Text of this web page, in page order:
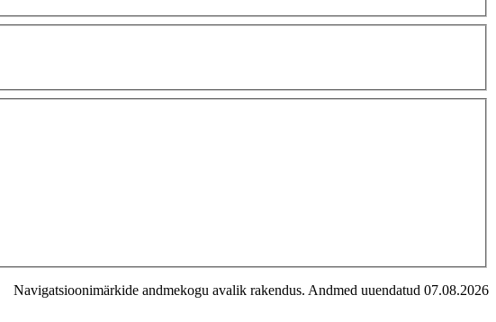
Navigatsioonimärkide andmekogu avalik rakendus. Andmed uuendatud 07.08.2026